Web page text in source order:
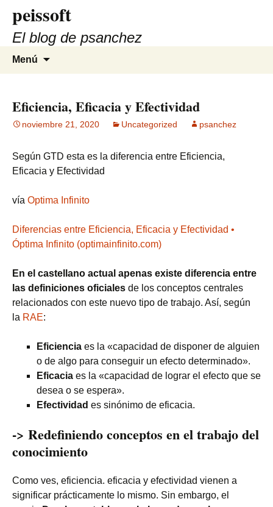
contenido
peissoft
El blog de psanchez
Menú
Eficiencia, Eficacia y Efectividad
noviembre 21, 2020 Uncategorized psanchez
Según GTD esta es la diferencia entre Eficiencia,
Eficacia y Efectividad
vía Optima Infinito
Diferencias entre Eficiencia, Eficacia y Efectividad •
Óptima Infinito (optimainfinito.com)
En el castellano actual apenas existe diferencia entre
las definiciones oficiales de los conceptos centrales
relacionados con este nuevo tipo de trabajo. Así, según
la RAE:
Eficiencia es la «capacidad de disponer de alguien
o de algo para conseguir un efecto determinado».
Eficacia es la «capacidad de lograr el efecto que se
desea o se espera».
Efectividad es sinónimo de eficacia.
-> Redefiniendo conceptos en el trabajo del
conocimiento
Como ves, eficiencia. eficacia y efectividad vienen a
significar prácticamente lo mismo. Sin embargo, el